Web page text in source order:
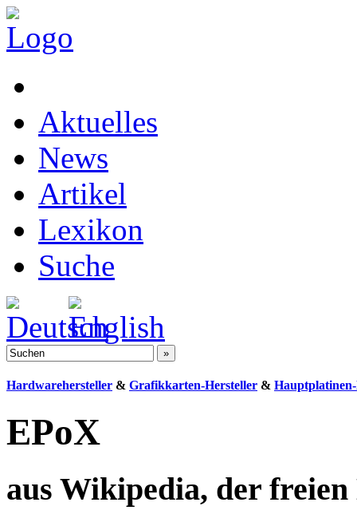
Aktuelles
News
Artikel
Lexikon
Suche
Hardwarehersteller & Grafikkarten-Hersteller &
EPoX
aus Wikipedia, der